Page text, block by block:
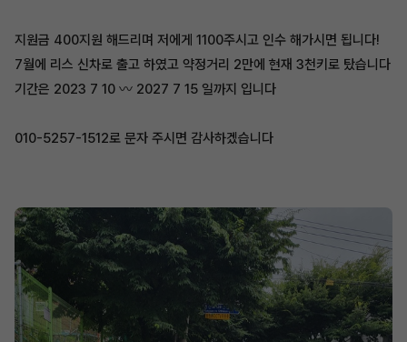
지원금 400지원 해드리며 저에게 1100주시고 인수 해가시면 됩니다!
7월에 리스 신차로 출고 하였고 약정거리 2만에 현재 3천키로 탔습니다
기간은 2023 7 10 〰️ 2027 7 15 일까지 입니다
010-5257-1512로 문자 주시면 감사하겠습니다